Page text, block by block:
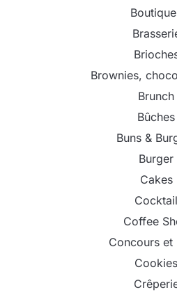
Brownies,
Brunch
Bûches
Buns &
Burger
Cakes
Cocktail
Coffee
Concours et
Cookies